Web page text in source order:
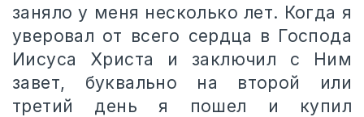
заняло у меня несколько лет. Когда я
уверовал от всего сердца в Господа
Иисуса Христа и заключил с Ним
завет, буквально на второй или
третий день я пошел и купил